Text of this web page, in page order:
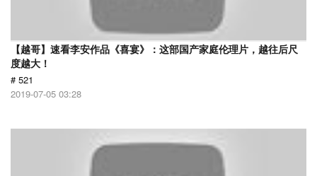
【越哥】速看李安作品《喜宴》：这部国产家庭伦理片，越往后尺
度越大！
# 521
2019-07-05 03:28